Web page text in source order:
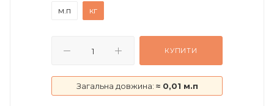
м.п
кг
КУПИТИ
Загальна довжина: ≈ 0,01 м.п